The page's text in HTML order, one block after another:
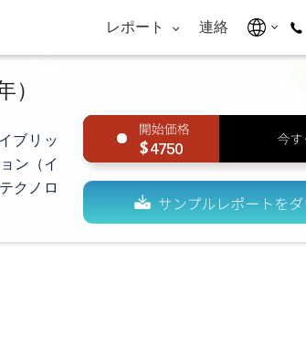
レポート 連絡
ブリッ
ン（イ
クノロ
4750